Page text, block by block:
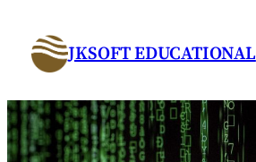
JKSOFT EDUCATIONAL